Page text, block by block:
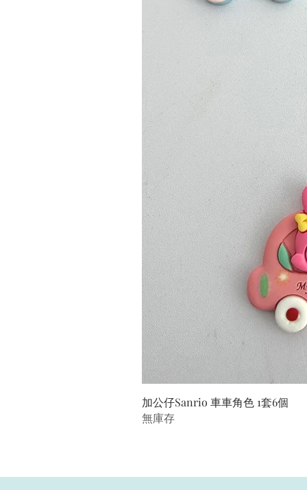
加公仔Sanrio 車車角色 1套6個
無庫存